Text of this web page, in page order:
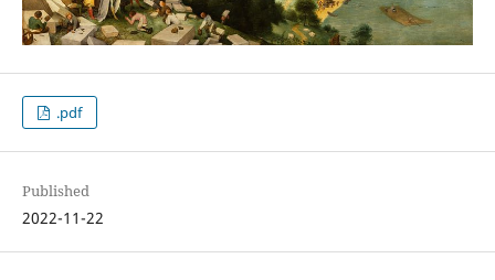
.pdf
Published
2022-11-22